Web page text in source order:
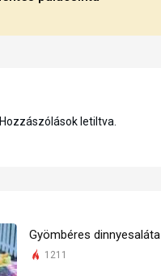
Hozzászólások letiltva.
Gyömbéres dinnyesaláta
1211